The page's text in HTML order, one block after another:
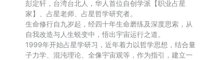
彭定轩，台湾台北人，华人首位自创学派【职业占星
家】、占星老师、占星哲学研究者。
生命修行自九岁起，经四十年生命磨练及深度思索，从
自我改造与人生蜕变中，悟出宇宙运行之道。
1999年开始占星学研习，近年着力以哲学思想，结合量
子力学、混沌理论、全像宇宙观等，作为指引，建立一